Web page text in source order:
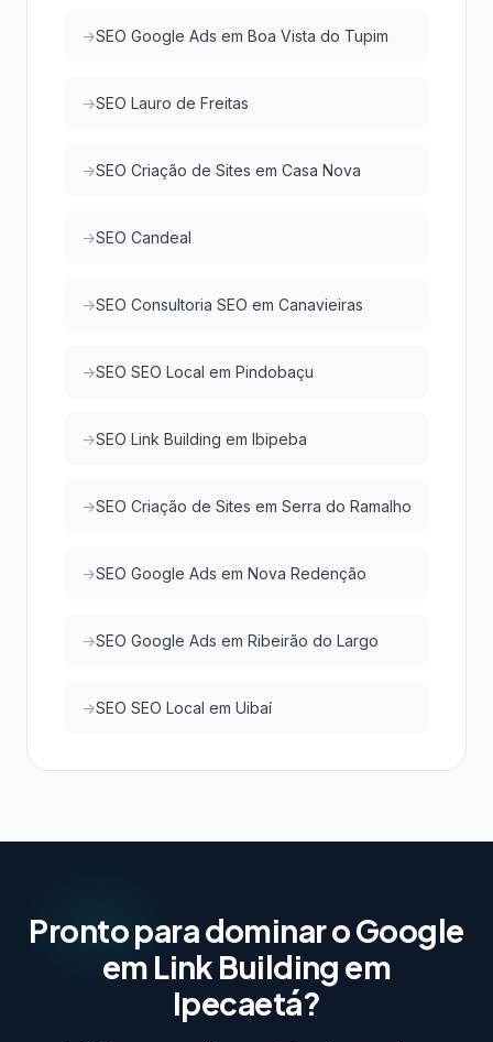
SEO Google Ads em Boa Vista do Tupim
SEO Lauro de Freitas
SEO Criação de Sites em Casa Nova
SEO Candeal
SEO Consultoria SEO em Canavieiras
SEO SEO Local em Pindobaçu
SEO Link Building em Ibipeba
SEO Criação de Sites em Serra do Ramalho
SEO Google Ads em Nova Redenção
SEO Google Ads em Ribeirão do Largo
SEO SEO Local em Uibaí
Pronto para dominar o Google
em Link Building em
Ipecaetá?